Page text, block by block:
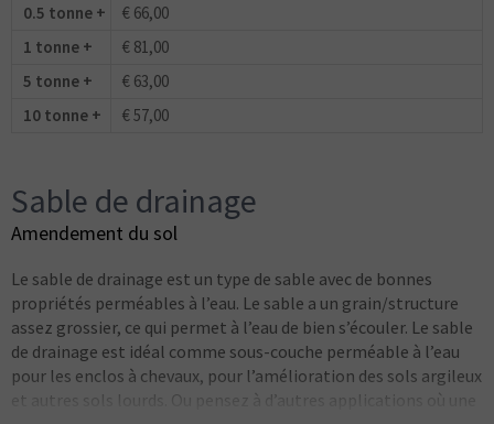
0.5 tonne +
€ 66,00
1 tonne +
€ 81,00
5 tonne +
€ 63,00
10 tonne +
€ 57,00
Sable de drainage
Amendement du sol
Le sable de drainage est un type de sable avec de bonnes
propriétés perméables à l’eau. Le sable a un grain/structure
assez grossier, ce qui permet à l’eau de bien s’écouler. Le sable
de drainage est idéal comme sous-couche perméable à l’eau
pour les enclos à chevaux, pour l’amélioration des sols argileux
et autres sols lourds. Ou pensez à d’autres applications où une